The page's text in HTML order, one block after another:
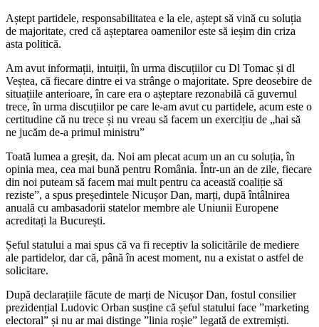
Aștept partidele, responsabilitatea e la ele, aștept să vină cu soluția
de majoritate, cred că așteptarea oamenilor este să ieșim din criza
asta politică.
Am avut informații, intuiții, în urma discuțiilor cu Dl Tomac și dl
Veștea, că fiecare dintre ei va strânge o majoritate. Spre deosebire de
situațiile anterioare, în care era o așteptare rezonabilă că guvernul
trece, în urma discuțiilor pe care le-am avut cu partidele, acum este o
certitudine că nu trece și nu vreau să facem un exercițiu de „hai să
ne jucăm de-a primul ministru”
Toată lumea a greșit, da. Noi am plecat acum un an cu soluția, în
opinia mea, cea mai bună pentru România. Într-un an de zile, fiecare
din noi puteam să facem mai mult pentru ca această coaliție să
reziste”, a spus președintele Nicușor Dan, marți, după întâlnirea
anuală cu ambasadorii statelor membre ale Uniunii Europene
acreditați la București.
Șeful statului a mai spus că va fi receptiv la solicitările de mediere
ale partidelor, dar că, până în acest moment, nu a existat o astfel de
solicitare.
După declarațiile făcute de marți de Nicușor Dan, fostul consilier
prezidențial Ludovic Orban susține că șeful statului face ”marketing
electoral” și nu ar mai distinge ”linia roșie” legată de extremiști.